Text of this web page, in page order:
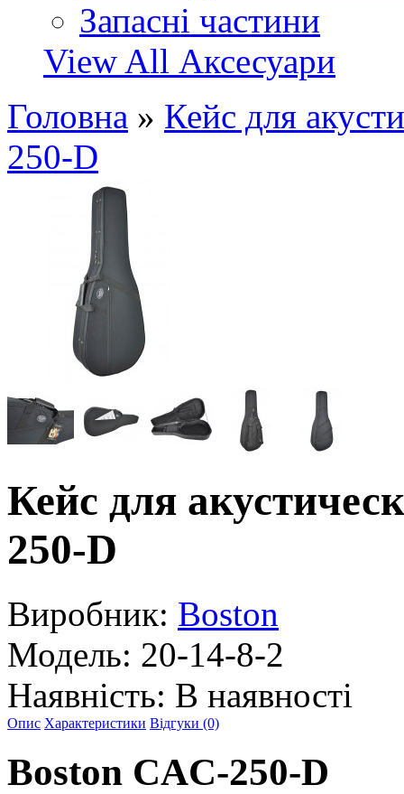
Запасні частини
View All Аксесуари
Головна » Кейс для
250-D
Кейс для
250-D
Виробник: Boston
Модель: 20-14-8-2
Наявність: В наявності
Опис Характеристики Відгуки (0)
Boston CAC-250-D